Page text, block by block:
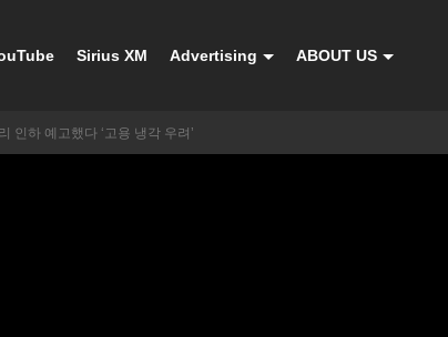
Sirius XM Advertising ABOUT US
인하 예고했다 ‘고용 냉각 우려’